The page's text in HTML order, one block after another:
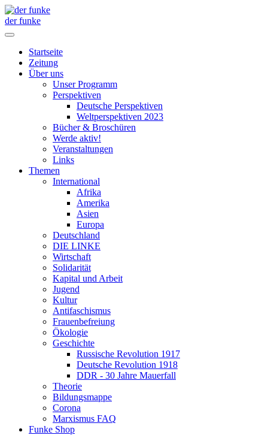
der funke
Startseite
Zeitung
Über uns
Unser Programm
Perspektiven
Deutsche Perspektiven
Weltperspektiven 2023
Bücher & Broschüren
Werde aktiv!
Veranstaltungen
Links
Themen
International
Afrika
Amerika
Asien
Europa
Deutschland
DIE LINKE
Wirtschaft
Solidarität
Kapital und Arbeit
Jugend
Kultur
Antifaschismus
Frauenbefreiung
Ökologie
Geschichte
Russische Revolution 1917
Deutsche Revolution 1918
DDR - 30 Jahre Mauerfall
Theorie
Bildungsmappe
Corona
Marxismus FAQ
Funke Shop